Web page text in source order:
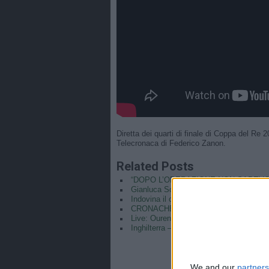
Diretta dei quarti di finale di Coppa del Re
Telecronaca di Federico Zanon.
Related Posts
“DOPO L’OPERAZIONE NON
Gianluca Sordo: abbandonato nel
Indovina il calciatore da Donna Ep.2 –
CRONACHE BY NIGHT! LA NUOVA
Live: Ourense-Valencia | Ottavi di finale
Inghilterra – R.D. del Congo 2-1: